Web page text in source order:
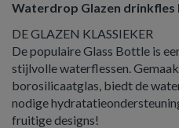
Waterdrop Glazen drinkfles
DE GLAZEN KLASSIEKER
De populaire Glass Bottle is
stijlvolle waterflessen.
borosilicaatglas, biedt de
nodige
fruitige designs!